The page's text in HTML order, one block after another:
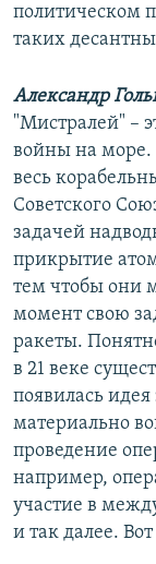
политическом
таких
Александр
"Мистралей" –
войны на море.
весь
Советского
задачей
прикрытие
тем чтобы они
момент свою
ракеты.
в 21 веке
появилась
материально
проведение
например,
участие в
и так далее.